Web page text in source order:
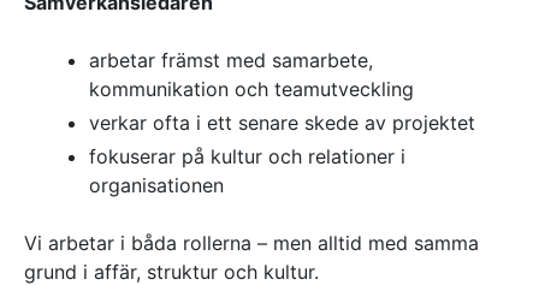
arbetar främst med samarbete,
kommunikation och teamutveckling
verkar ofta i ett senare skede av projektet
fokuserar på kultur och relationer i
organisationen
Vi arbetar i båda rollerna – men alltid med samma
grund i affär, struktur och kultur.